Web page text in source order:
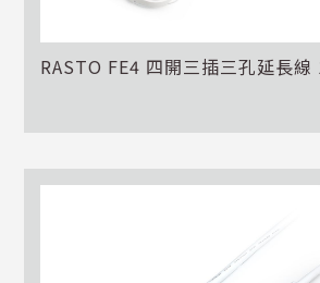
RASTO FE4 四開三插三孔延長線